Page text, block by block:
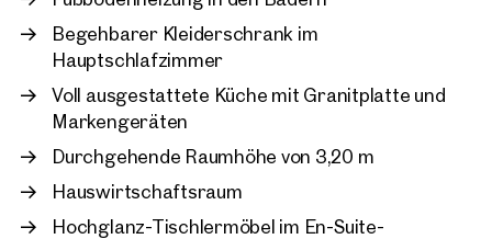
Begehbarer Kleiderschrank im
Hauptschlafzimmer
Voll ausgestattete Küche mit Granitplatte und
Markengeräten
Durchgehende Raumhöhe von 3,20 m
Hauswirtschaftsraum
Hochglanz-Tischlermöbel im En-Suite-